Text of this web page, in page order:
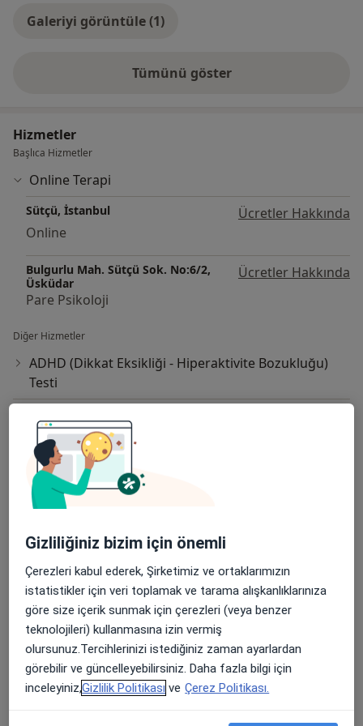
-Çocuk Psikopatolojisi
-Çocukların Değerlendirilmesinde Projektif Testler
-Çocukların Psikolojik Değerlendirilmesi ve Görüşme
-Nöropsikolojik Testler
-Psikolojik Danışmanlık ve Rehberlik Pedagojik
Formasyonu
-Türk İşaret Dili Eğitimi
Galeriyi görüntüle (1)
Tümünü gösterdeneyim hakkında
Hizmetler
Başlıca Hizmetler
Online Terapi
Sütçü, İstanbul
Ücretler Hakkında
Online
Bulgurlu Mah. Sütçü Sok. No:6/2,
Üsküdar
Ücretler Hakkında
Pare Psikoloji
Diğer Hizmetler
ADHD (Dikkat Eksikliği - Hiperaktivite Bozukluğu)
Testi
Agte- Ankara Gelişim Tarama Envanteri
Aile Danışmanlığı
Aile Terapisi
Anne-Baba Eğitimi ve Danışmanlığı
Ağlama ve Öfke Nöbetleri
Bağımlılık Danışmanlığı
Bender Gestalt Motor Algı Testi
Benton Görsel Bellek Testi
Gizliliğiniz bizim için önemli
Çerezleri kabul ederek, Şirketimiz ve ortaklarımızın
istatistikler için veri toplamak ve tarama alışkanlıklarınıza
göre size içerik sunmak için çerezleri (veya benzer
teknolojileri) kullanmasına izin vermiş
olursunuz.Tercihlerinizi istediğiniz zaman ayarlardan
görebilir ve güncelleyebilirsiniz. Daha fazla bilgi için
inceleyiniz,Gizlilik Politikası ve Çerez Politikası.